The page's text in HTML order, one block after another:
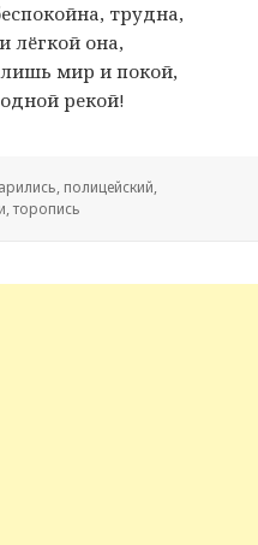
трудна,
лёгкой она,
мир и покой,
рекой!
, полицейский,
,торопись